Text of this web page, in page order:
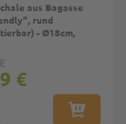
aus Bagasse
rund
- Ø18cm,
IN DEN
€